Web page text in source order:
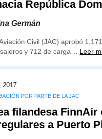
República
Germán
Civil (JAC) aprobó
y 712 de carga… Leer
2017
POR PARTE DE LA JAC
filandesa FinnAir
a Puerto